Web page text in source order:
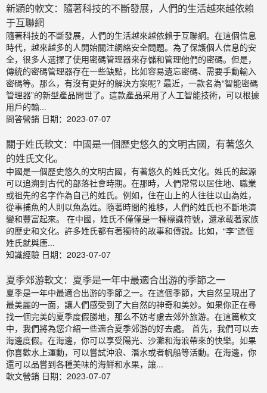
新穎的軟文：隨著科技的不斷發展，人們的生活越來越依賴
于互聯網
隨著科技的不斷發展，人們的生活越來越依賴于互聯網。在這個信息
時代，越來越多的人開始關注網絡安全問題。為了保護個人信息的安
全，很多人選擇了使用密碼管理器來存儲和管理他們的密碼。但是，
傳統的密碼管理器存在一些缺點，比如容易遺忘密碼、需要手動輸入
密碼等。那么，有沒有更好的解決方案呢? 最近，一款名為“智能密碼
管理器”的新型產品問世了。這款產品采用了人工智能技術，可以根據
用戶的輸...
問答營銷 日期：2023-07-07
關于姓氏軟文：中國是一個歷史悠久的文明古國，有著悠久
的姓氏文化。
中國是一個歷史悠久的文明古國，有著悠久的姓氏文化。姓氏的起源
可以追溯到古代的部落社會時期。在那時，人們常常以居住地、職業
或祖先的名字作為自己的姓氏。例如，住在山上的人往往以山為姓，
從事捕魚的人則以魚為姓。隨著時間的推移，人們的姓氏也不斷地演
變和豐富起來。 在中國，姓氏不僅僅是一種標識符號，還承載著家族
的歷史和文化。許多姓氏都有著獨特的故事和傳說。比如，“李”這個
姓氏就與唐...
知識經驗 日期：2023-07-07
夏季郊游軟文：夏季是一年中最適合出游的季節之一
夏季是一年中最適合出游的季節之一。在這個季節，大自然呈現出了
最美麗的一面，讓人們感受到了大自然的神奇和美妙。如果你正在尋
找一個完美的夏季度假勝地，那么不妨考慮去郊外旅游。在這篇軟文
中，我們將為您介紹一些適合夏季郊游的好去處。 首先，我們可以去
海邊度假。在海邊，你可以享受陽光、沙灘和海浪帶來的快樂。如果
你喜歡水上運動，可以嘗試沖浪、潛水或者帆船等活動。在海邊，你
還可以品嘗到各種美味的海鮮和水果，讓...
軟文營銷 日期：2023-07-07